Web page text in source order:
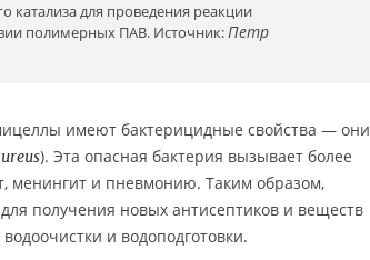
катализа для проведения реакции
полимерных ПАВ. Источник:Петр
имеют бактерицидные свойства — они
). Эта опасная бактерия вызывает более
менингит и пневмонию. Таким образом,
получения новых антисептиков и веществ
и водоподготовки.